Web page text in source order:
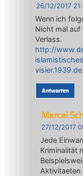
26/12/2017
Wenn ich
Nicht mal auf
Verlass.
http://
Antworten
Marcel
27/12/2017
Jede
Kriminalität
Aktivitaeten